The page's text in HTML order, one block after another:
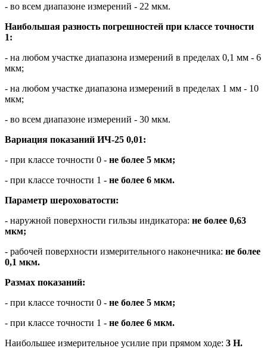
- во всем диапазоне измерений - 22 мкм.
Наибольшая разность погрешностей при классе точности
1:
- на любом участке диапазона измерений в пределах 0,1 мм - 6
мкм;
- на любом участке диапазона измерений в пределах 1 мм - 10
мкм;
- во всем диапазоне измерений - 30 мкм.
Вариация показаний ИЧ-25 0,01:
- при классе точности 0 - не более 5 мкм;
- при классе точности 1 - не более 6 мкм.
Параметр шероховатости:
- наружной поверхности гильзы индикатора: не более 0,63
мкм;
- рабочей поверхности измерительного наконечника: не более
0,1 мкм.
Размах показаний:
- при классе точности 0 - не более 5 мкм;
- при классе точности 1 - не более 6 мкм.
Наибольшее измерительное усилие при прямом ходе: 3 Н.